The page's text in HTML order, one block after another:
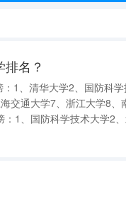
名？
1、清华大学2、国防科
交通大学7、浙江大学8、
1、国防科学技术大学2
6、传-智专修学院7、长春